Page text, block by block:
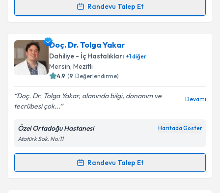
kapsamda işlenmesini kabul ediyorum.
Randevu Talep Et
Randevu Takvimi Talebi
Prof. Dr. Ali Delibaşiçin randevu takvimi talebi
oluşturun. Size bu uzmandan randevu almanız için bir
takvim hazırlandığında e-posta ile bilgilendireceğiz.
Kişisel verilerimin işlenmesine ilişkin
Aydınlatma
Metni
kapsamda işlenmesini kabul ediyorum.
Doç. Dr. Tolga Yakar
Dahiliye - İç Hastalıkları +1diğer
Mersin, Mezitli
4.9 (9 Değerlendirme)
Doç. Dr. Tolga Yakar, alanında bilgi, donanım ve
tecrübesi çok...
Devamı
Özel Ortadoğu Hastanesi Haritada Göster
Atatürk Sok. No:11
Randevu Talep Et
Randevu Takvimi Talebi